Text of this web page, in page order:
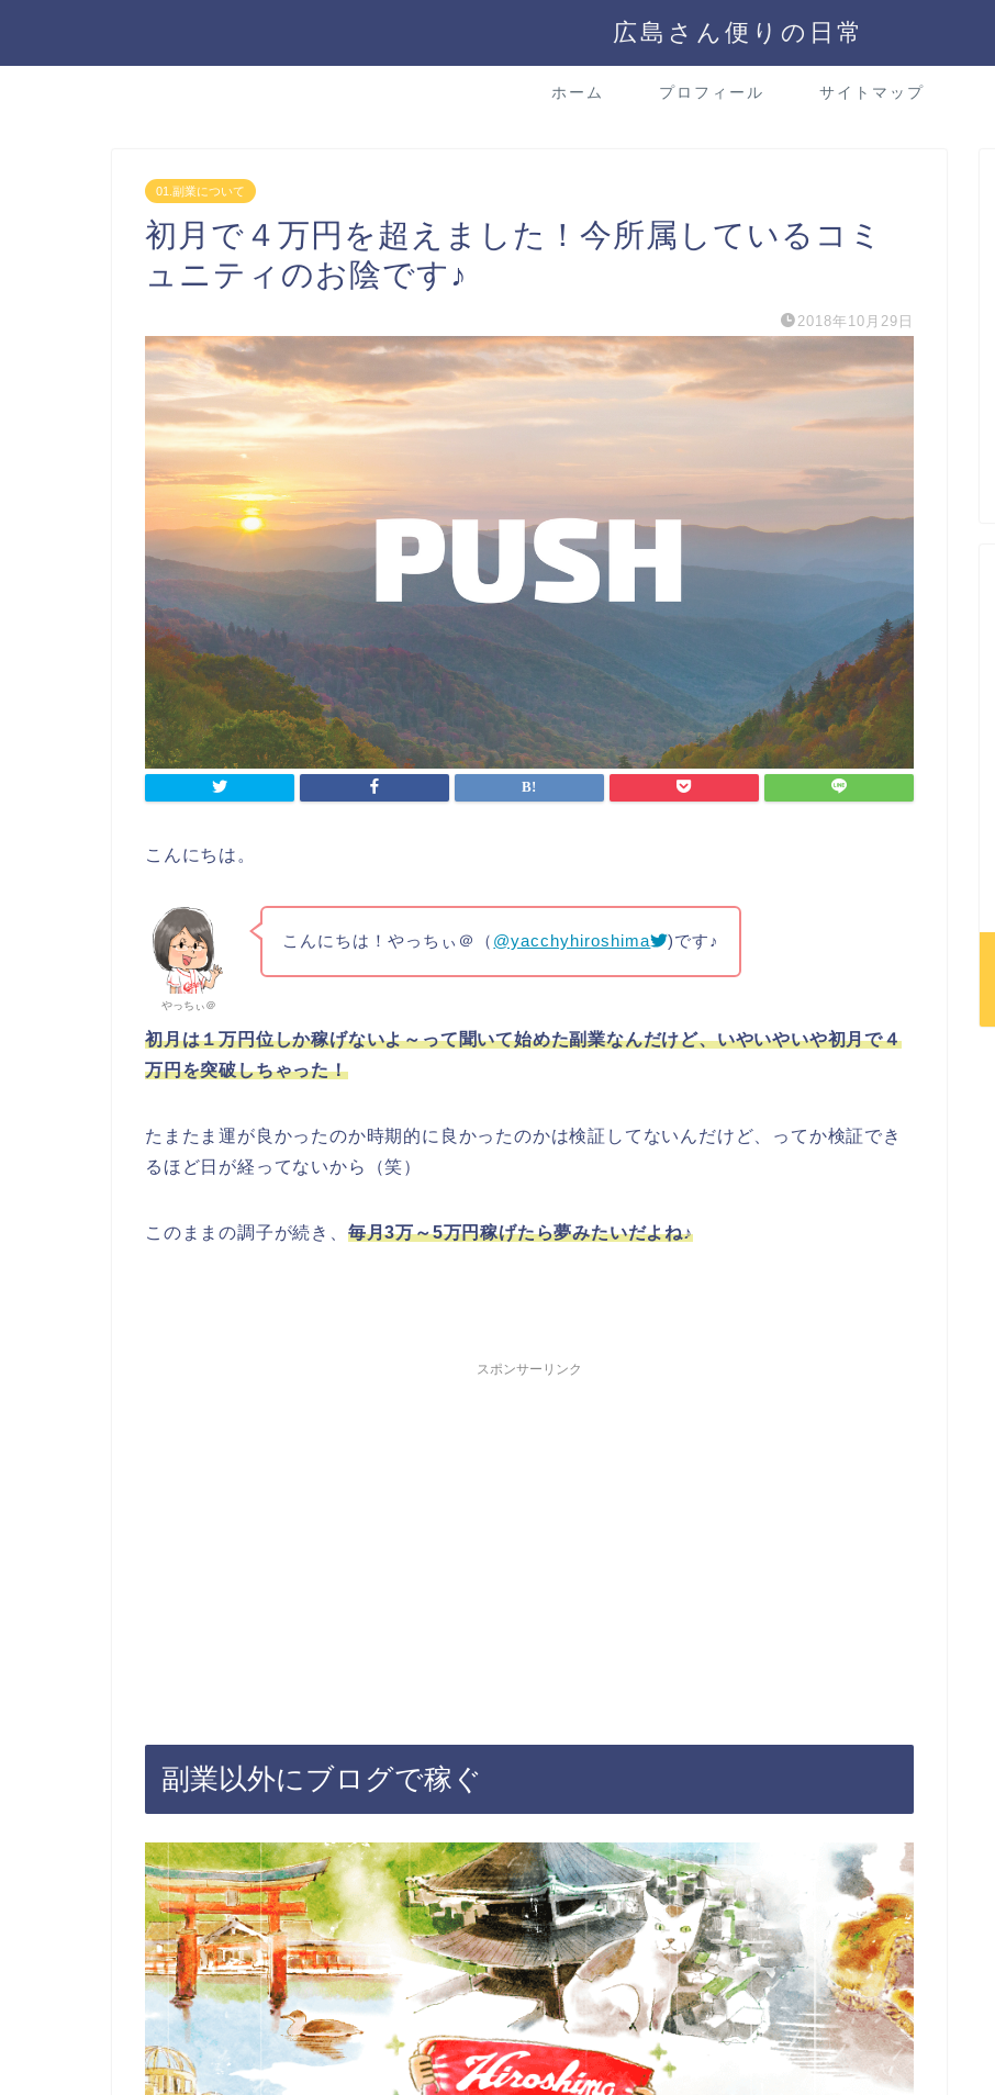
広島さん便りの日常
ホーム プロフィール サイトマップ
01.副業について
初月で４万円を超えました！今所属しているコミ
ュニティのお陰です♪
2018年10月29日
こんにちは。
やっちぃ＠
こんにちは！やっちぃ＠（ @yacchyhiroshima )です♪
初月は１万円位しか稼げないよ～って聞いて始めた副業なんだけど、いやいやいや初月で４
万円を突破しちゃった！
たまたま運が良かったのか時期的に良かったのかは検証してないんだけど、ってか検証でき
るほど日が経ってないから（笑）
このままの調子が続き、 毎月3万～5万円稼げたら夢みたいだよね♪
スポンサーリンク
副業以外にブログで稼ぐ